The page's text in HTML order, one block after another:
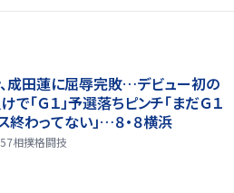
成田蓮に屈辱完敗…デビュー初の
で「Ｇ１」予選落ちピンチ「まだＧ１
終わってない」…８・８横浜
相撲格闘技